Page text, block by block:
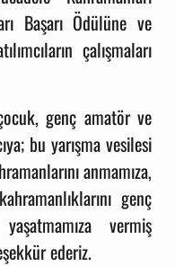
Başarı Ödülüne ve
çalışmaları
genç amatör ve
bu yarışma vesilesi
anmamıza,
genç
vermiş
ederiz.